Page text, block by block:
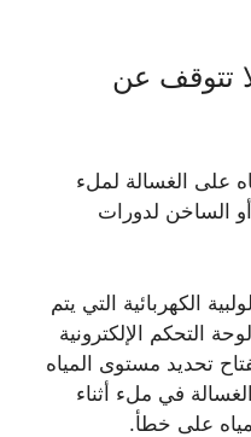
تتوقف عن
على الغسالة لملء
أو الساخن لدورات
الكهربائية التي يتم
التحكم الإلكترونية
تحديد مستوى المياه
في ملء أثناء
على خطأ.